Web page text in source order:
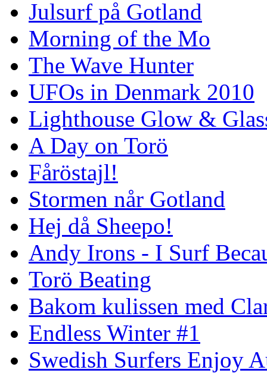
Julsurf på Gotland
Morning of the Mo
The Wave Hunter
UFOs in Denmark 2010
Lighthouse Glow &
A Day on Torö
Fåröstajl!
Stormen når Gotland
Hej då Sheepo!
Andy Irons - I Surf
Torö Beating
Bakom kulissen med
Endless Winter #1
Swedish Surfers Enjoy